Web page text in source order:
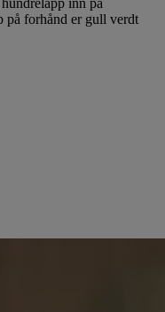
på forhånd er gull verdt